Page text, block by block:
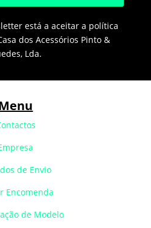
está a aceitar a política
dos Acessórios Pinto &
Lda.
de Envio
Encomenda
de Modelo